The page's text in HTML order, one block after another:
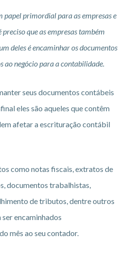
papel primordial para as empresas e
que as empresas também
deles é encaminhar os documentos
ao negócio para a contabilidade.
seus documentos contábeis
eles são aqueles que contêm
afetar a escrituração contábil
como notas fiscais, extratos de
documentos trabalhistas,
de tributos, dentre outros
ser encaminhados
mês ao seu contador.